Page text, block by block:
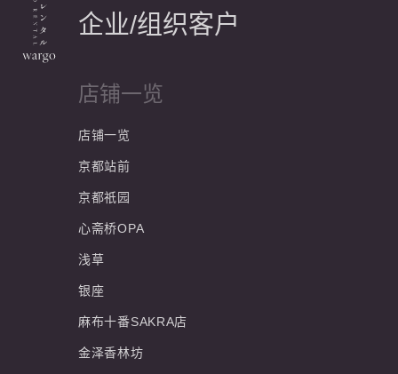
企业/组织客户
店铺一览
店铺一览
京都站前
京都祇园
心斋桥OPA
浅草
银座
麻布十番SAKRA店
金泽香林坊